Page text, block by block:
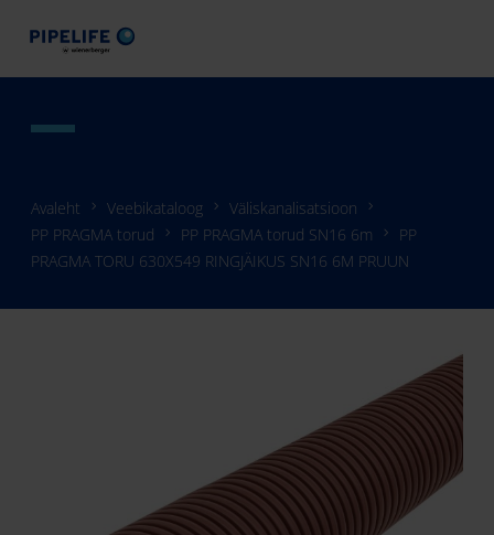
Avaleht Veebikataloog
Väliskanalisatsioon
PP PRAGMA torud
PP PRAGMA torud SN16 6m
PP
PRAGMA TORU 630X549 RINGJÄIKUS SN16 6M PRUUN